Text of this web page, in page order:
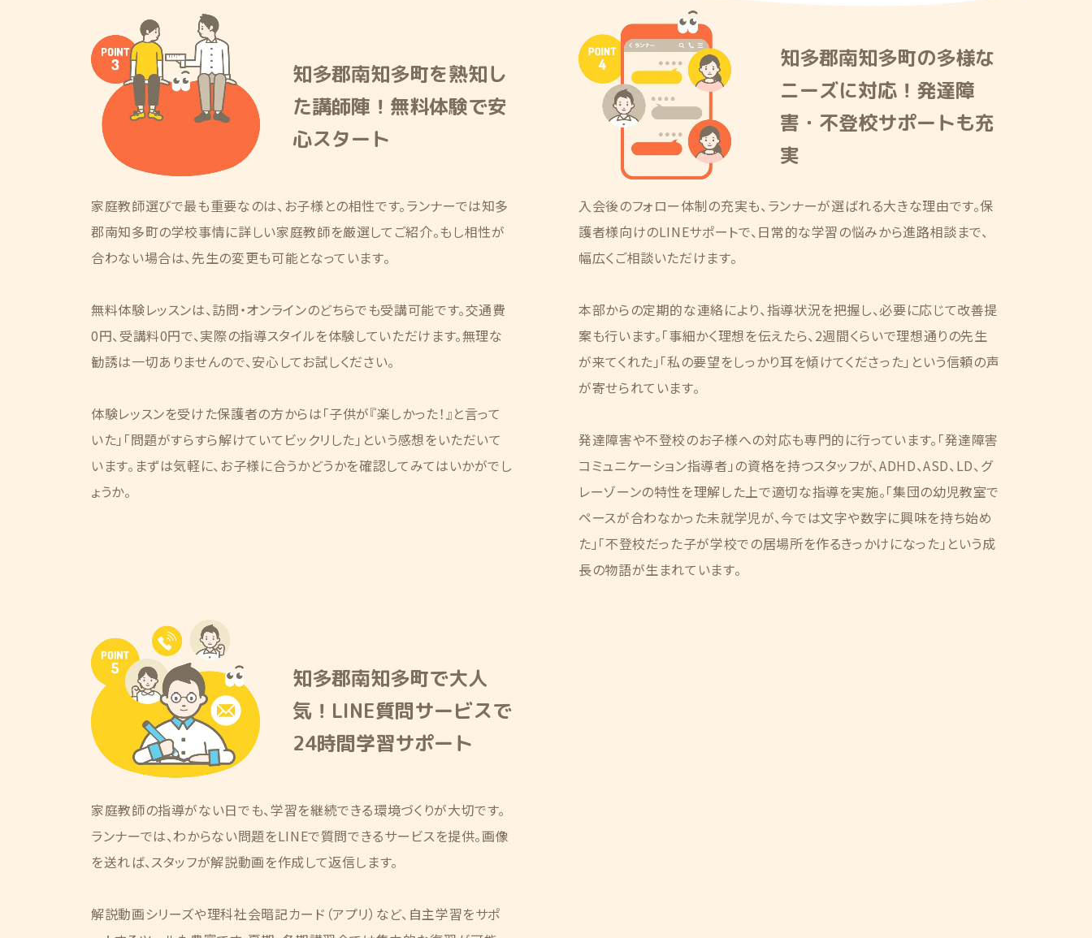
知多郡南知多町を熟知し
た講師陣！無料体験で安
心スタート
家庭教師選びで最も重要なのは、お子様との相性です。ランナーでは知多
郡南知多町の学校事情に詳しい家庭教師を厳選してご紹介。もし相性が
合わない場合は、先生の変更も可能となっています。
無料体験レッスンは、訪問・オンラインのどちらでも受講可能です。交通費
0円、受講料0円で、実際の指導スタイルを体験していただけます。無理な
勧誘は一切ありませんので、安心してお試しください。
体験レッスンを受けた保護者の方からは「子供が『楽しかった！』と言って
いた」「問題がすらすら解けていてビックリした」という感想をいただいて
います。まずは気軽に、お子様に合うかどうかを確認してみてはいかがでし
ょうか。
知多郡南知多町の多様な
ニーズに対応！発達障
害・不登校サポートも充
実
入会後のフォロー体制の充実も、ランナーが選ばれる大きな理由です。保
護者様向けのLINEサポートで、日常的な学習の悩みから進路相談まで、
幅広くご相談いただけます。
本部からの定期的な連絡により、指導状況を把握し、必要に応じて改善提
案も行います。「事細かく理想を伝えたら、2週間くらいで理想通りの先生
が来てくれた」「私の要望をしっかり耳を傾けてくださった」という信頼の声
が寄せられています。
発達障害や不登校のお子様への対応も専門的に行っています。「発達障害
コミュニケーション指導者」の資格を持つスタッフが、ADHD、ASD、LD、グ
レーゾーンの特性を理解した上で適切な指導を実施。「集団の幼児教室で
ペースが合わなかった未就学児が、今では文字や数字に興味を持ち始め
た」「不登校だった子が学校での居場所を作るきっかけになった」という成
長の物語が生まれています。
知多郡南知多町で大人
気！LINE質問サービスで
24時間学習サポート
家庭教師の指導がない日でも、学習を継続できる環境づくりが大切です。
ランナーでは、わからない問題をLINEで質問できるサービスを提供。画像
を送れば、スタッフが解説動画を作成して返信します。
解説動画シリーズや理科社会暗記カード（アプリ）など、自主学習をサポ